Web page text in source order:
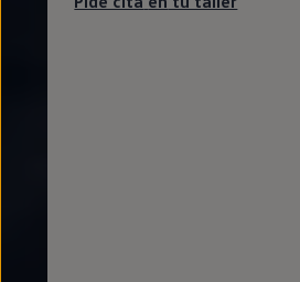
Llantas y neumáticos